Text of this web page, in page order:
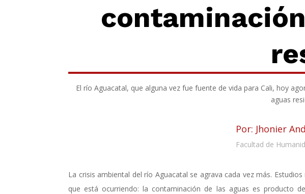
El río Aguacatal, que alguna vez fue fuente de vida para Cali, hoy
aguas
Por: Jhonier
Facultad de
La crisis ambiental del río Aguacatal se agrava cada vez más. Estudios
que está ocurriendo: la contaminación de las aguas es producto